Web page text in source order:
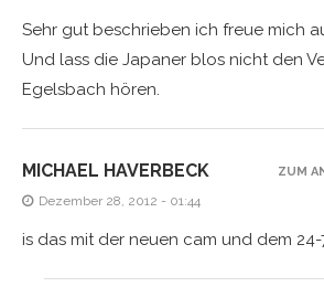
Sehr gut beschrieben ich freue mich
Und lass die Japaner blos nicht den
Egelsbach hören.
MICHAEL HAVERBECK
Dezember 28, 2012 - 01:44
is das mit der neuen cam und dem
ZUM